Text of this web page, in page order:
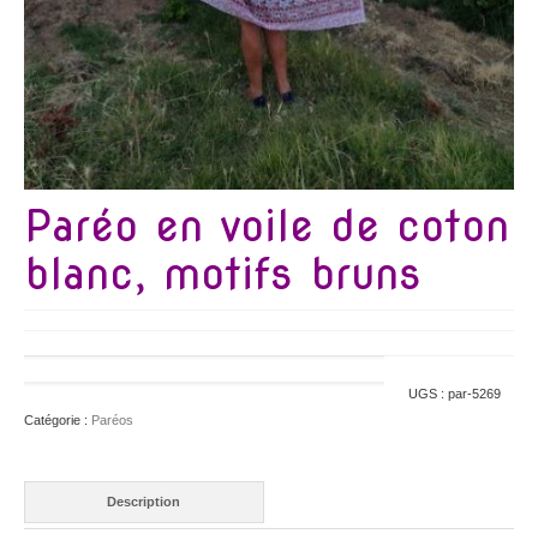
Blog
Contact
Paréo en voile de coton
blanc, motifs bruns
UGS : par-5269
Catégorie : Paréos
Description